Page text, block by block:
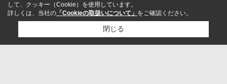
して、クッキー（Cookie）を使用しています。
詳しくは、当社の 「Cookieの取扱いについて」 をご確認ください。
閉じる